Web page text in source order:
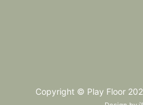
Copyright © Play Floor